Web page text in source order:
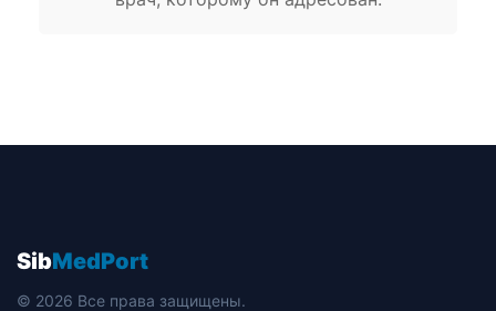
SibMedPort
© 2026 Все права защищены.